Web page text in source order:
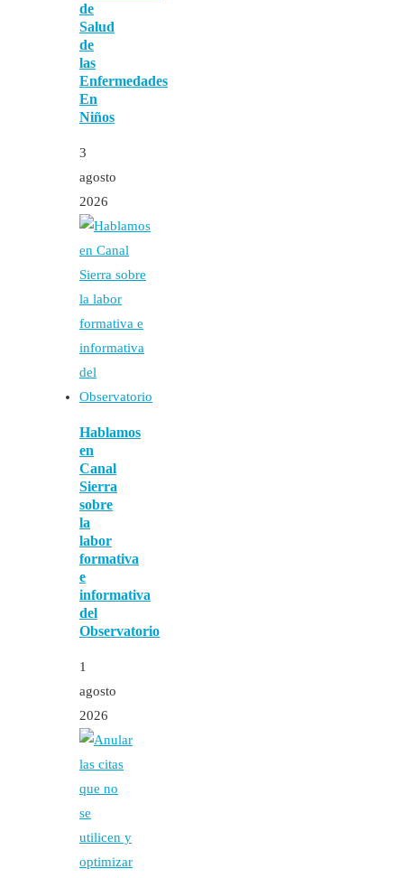
de
Salud
de
las
Enfermedades
En
Niños
3
agosto
2026
Hablamos
en
Canal
Sierra
sobre
la
labor
formativa
e
informativa
del
Observatorio
1
agosto
2026